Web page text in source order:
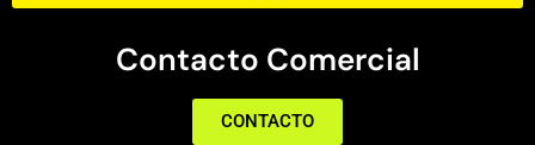
Contacto Comercial
CONTACTO